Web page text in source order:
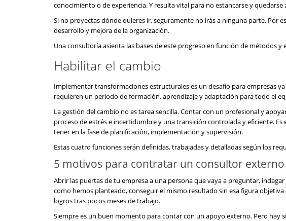
conocimiento o de experiencia. Y resulta vital para no estancarse y
Si no proyectas dónde quieres ir, seguramente no irás a ninguna parte. Por
desarrollo y mejora de la organización.
Una consultoría asienta las bases de este progreso en función de métodos
Habilitar el cambio
Implementar transformaciones estructurales es un desafío para empresas
requieren un periodo de formación, aprendizaje y adaptación para todo el
La gestión del cambio no es tarea sencilla. Contar con un profesional y
proceso de estrés e incertidumbre y una transición controlada y eficiente.
tener en la fase de planificación, implementación y supervisión.
Estas cuatro funciones serán definidas, trabajadas y detalladas según los
5 motivos para contratar un consultor externo
Abrir las puertas de tu empresa a una persona que vaya a preguntar,
como hemos planteado, conseguir el mismo resultado sin esa figura
logros tras pocos meses de trabajo.
Siempre es un buen momento para contar con un apoyo externo. Pero hay